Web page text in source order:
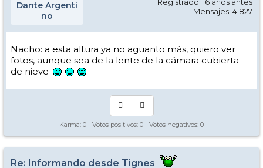
Dante Argenti
no
Mensajes: 4.827
Nacho: a esta altura ya no aguanto más, quiero ver
fotos, aunque sea de la lente de la cámara cubierta
de nieve
Karma: 0 - Votos positivos: 0 - Votos negativos: 0
Re: Informando desde Tignes